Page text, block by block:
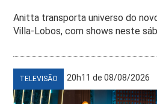
Anitta transporta universo do
Villa-Lobos, com shows neste
TELEVISÃO 20h11 de 08/08/2026